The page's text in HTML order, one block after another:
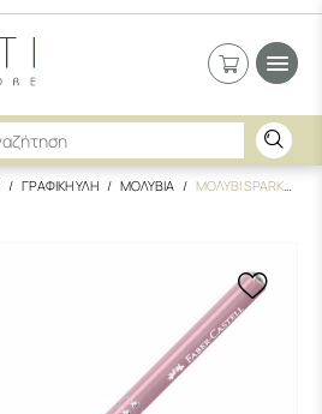
ΓΡΑΦΙΚΗ ΥΛΗ ΜΟΛΥΒΙΑ
ΜΟΛΥΒΙ SPARKLE